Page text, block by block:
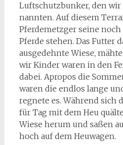
Luftschutzbunker, den wir
nannten. Auf diesem
Pferdemetzger seine
Pferde stehen. Das Futter
ausgedehnte Wiese,
wir Kinder waren in den
dabei. Apropos die
waren die endlos lange
regnete es. Während sich
für Tag mit dem Heu
Wiese herum und saßen
hoch auf dem Heuwagen.